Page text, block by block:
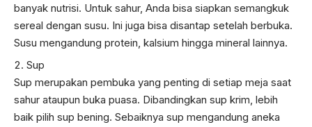
banyak nutrisi. Untuk sahur, Anda bisa siapkan semangkuk
sereal dengan susu. Ini juga bisa disantap setelah berbuka.
Susu mengandung protein, kalsium hingga mineral lainnya.
Sup
Sup merupakan pembuka yang penting di setiap meja saat
sahur ataupun buka puasa. Dibandingkan sup krim, lebih
baik pilih sup bening. Sebaiknya sup mengandung aneka